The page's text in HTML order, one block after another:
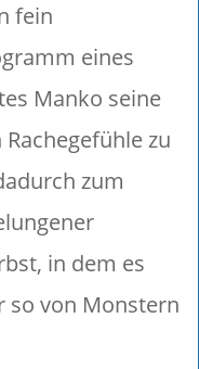
fein
eines
Manko seine
zu
zum
in dem es
so von Monstern